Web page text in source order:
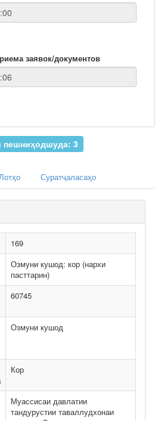
заявок/документов
пешниҳодшуда: 3
Суратҷаласаҳо
169
Озмуни кушод: кор (нархи
пасттарин)
60745
Озмуни кушод
Кор
Муассисаи давлатии
тандурустии таваллудхонаи